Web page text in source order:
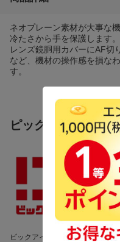
ネオプレーン素材が大事な
冷たさから手を保護します。
レンズ鏡胴用カバーにAF切
など、機材の操作感を損な
す。
ピックアップ商品
ビックアイデア 良いよ
話題